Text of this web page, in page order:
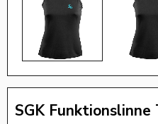
SGK Funktionslinne